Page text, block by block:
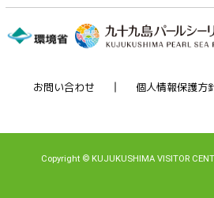
お問い合わせ 個人情報保護方
Copyright © KUJUKUSHIMA VISITOR